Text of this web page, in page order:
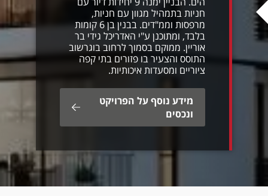
חניות בתמהיל מגוון עם חניות,
מרפסות וממ"דים. בבנין בן 6 קומות
בלבד, ומתוכנן ע"י האדריכל גידי בר
אוריין. ממוקם בסמוך לרחוב בוגרשוב
התוסס והצעיר בו פזורים בתי קפה
ציוריים ומסעדות איכותיות.
מידע נוסף על הפרויקט
ונכסים